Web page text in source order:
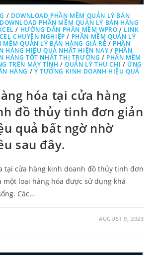
/ DOWNLOAD PHẦN MỀM QUẢN LÝ BÁN
DOWNLOAD PHẦN MỀM QUẢN LÝ BÁN HÀNG
/ HƯỚNG DẪN PHẦN MỀM WPRO / LINK
CHUYÊN NGHIỆP / PHẦN MỀM QUẢN LÝ
MỀM QUẢN LÝ BÁN HÀNG GIÁ RẺ / PHẦN
HÀNG HIỆU QUẢ NHẤT HIỆN NAY / PHẦN
HÀNG TỐT NHẤT THỊ TRƯỜNG / PHẦN MỀM
TRÊN MÁY TÍNH /QUẢN LÝ THU CHI / ỨNG
HÀNG / Ý TƯỞNG KINH DOANH HIỆU QUẢ
hóa tại cửa hàng
đồ thủy tinh đơn giản
quả bất ngờ nhờ
sau đây.
tại cửa hàng kinh doanh đồ thủy tinh đơn
một loại hàng hóa được sử dụng khá
Các…
AUGUST 9, 2023